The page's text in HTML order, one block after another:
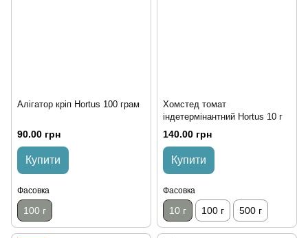
Алігатор кріп Hortus 100 грам
90.00 грн
Купити
Фасовка
100 г
Хомстед томат
індетермінантний Hortus 10 г
140.00 грн
Купити
Фасовка
10 г 100 г 500 г